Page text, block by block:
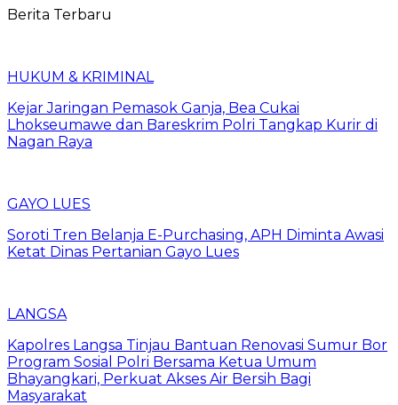
Berita Terbaru
HUKUM & KRIMINAL
Kejar Jaringan Pemasok Ganja, Bea Cukai
Lhokseumawe dan Bareskrim Polri Tangkap Kurir di
Nagan Raya
GAYO LUES
Soroti Tren Belanja E-Purchasing, APH Diminta Awasi
Ketat Dinas Pertanian Gayo Lues
LANGSA
Kapolres Langsa Tinjau Bantuan Renovasi Sumur Bor
Program Sosial Polri Bersama Ketua Umum
Bhayangkari, Perkuat Akses Air Bersih Bagi
Masyarakat